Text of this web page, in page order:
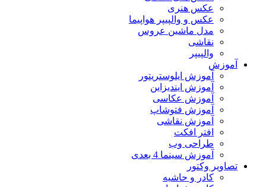
عکس هنری
عکس و والپیپر هواپیما
مدل ماشین عروس
نقاشی
والپیپر
آموزش
آموزش ایلوستریتور
آموزش ایندیزاین
آموزش عکاسی
آموزش فتوشاپ
آموزش نقاشی
افتر افکت
طراحی وب
آموزش سینما 4 بعدی
تصاویر وکتور
کادر و حاشیه